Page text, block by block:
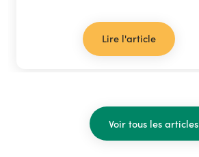
Lire l'article
Voir tous les articles